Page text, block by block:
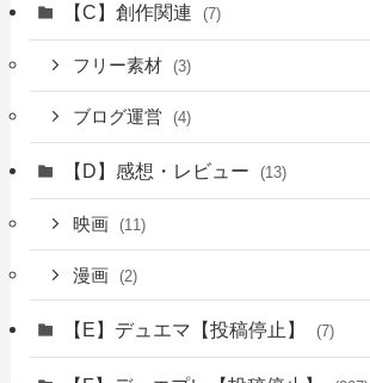
【C】創作関連 (7)
フリー素材 (3)
ブログ運営 (4)
【D】感想・レビュー (13)
映画 (11)
漫画 (2)
【E】デュエマ【投稿停止】 (7)